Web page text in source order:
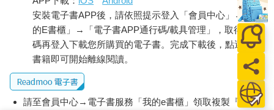
安裝電子書APP後，請依照提示登入「會員中心」→「我
的E書櫃」→「電子書APP通行碼/載具管理」，取得通行
碼再登入下載您所購買的電子書。完成下載後，點選任一
書籍即可開始離線閱讀。
請至會員中心→電子書服務「我的e書櫃」領取複製『兌換